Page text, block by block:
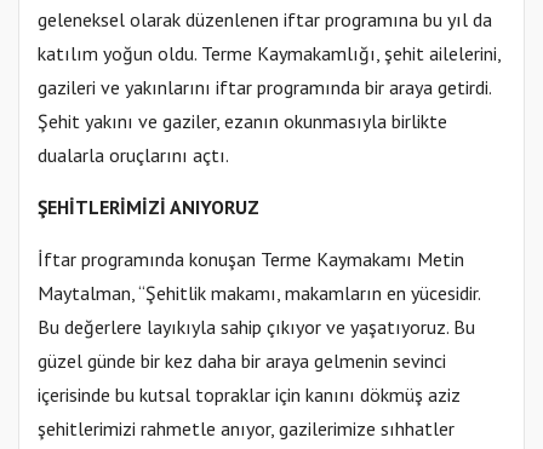
geleneksel olarak düzenlenen iftar programına bu yıl da
katılım yoğun oldu. Terme Kaymakamlığı, şehit ailelerini,
gazileri ve yakınlarını iftar programında bir araya getirdi.
Şehit yakını ve gaziler, ezanın okunmasıyla birlikte
dualarla oruçlarını açtı.
ŞEHİTLERİMİZİ ANIYORUZ
İftar programında konuşan Terme Kaymakamı Metin
Maytalman, “Şehitlik makamı, makamların en yücesidir.
Bu değerlere layıkıyla sahip çıkıyor ve yaşatıyoruz. Bu
güzel günde bir kez daha bir araya gelmenin sevinci
içerisinde bu kutsal topraklar için kanını dökmüş aziz
şehitlerimizi rahmetle anıyor, gazilerimize sıhhatler